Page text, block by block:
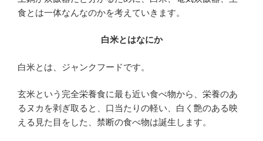
食とは一体なんなのかを考えていきます。
白米とはなにか
白米とは、ジャンクフードです。
玄米という完全栄養食に最も近い食べ物から、栄養のあ
るヌカを剥ぎ取ると、口当たりの軽い、白く艶のある映
える見た目をした、禁断の食べ物は誕生します。